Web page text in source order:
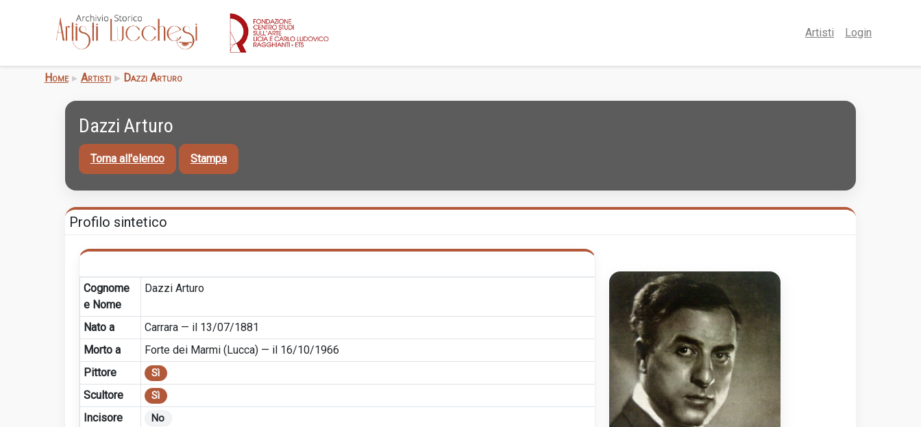
Home Artisti Dazzi Arturo
Artisti Login
Dazzi Arturo
Torna all'elenco Stampa
Profilo sintetico
Cognome
e Nome
Dazzi Arturo
Nato a
Carrara — il 13/07/1881
Morto a
Forte dei Marmi (Lucca) — il 16/10/1966
Pittore
Sì
Scultore Sì
Incisore No